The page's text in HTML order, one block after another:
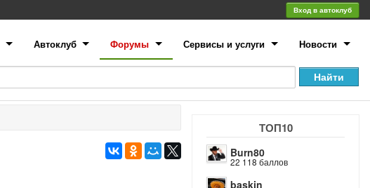
Вход в автоклуб
Автоклуб Форумы Сервисы и услуги Новости
ТОП10
Burn80
22 118 баллов
baskin